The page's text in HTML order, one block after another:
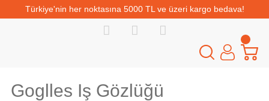
Türkiye'nin her noktasına 5000 TL ve üzeri kargo bedava!
Goglles Iş Gözlüğü